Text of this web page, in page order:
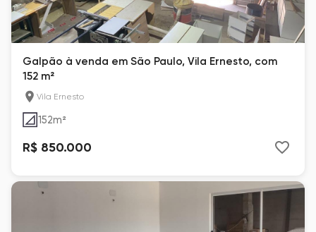
Galpão à venda em São Paulo, Vila Ernesto, com
152 m²
Vila Ernesto
152m²
R$ 850.000